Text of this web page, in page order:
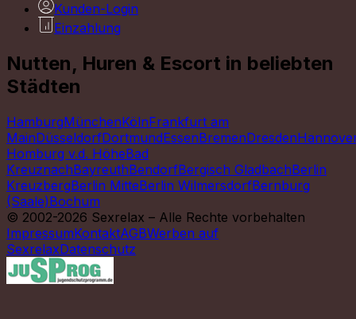
Kunden-Login
Einzahlung
Nutten, Huren & Escort in beliebten
Städten
HamburgMünchenKölnFrankfurt am
MainDüsseldorfDortmundEssenBremenDresden
Homburg v.d. HöheBad
KreuznachBayreuthBendorfBergisch GladbachBerlin
KreuzbergBerlin MitteBerlin WilmersdorfBernburg
(Saale)Bochum
© 2002-2026 Sexrelax – Alle Rechte vorbehalten
ImpressumKontaktAGBWerben auf
SexrelaxDatenschutz